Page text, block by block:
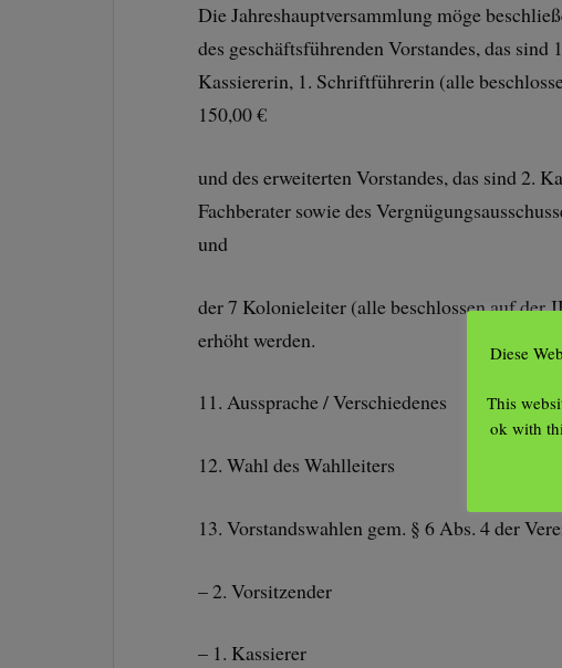
Die Jahreshauptversammlung möge
des geschäftsführenden Vorstandes, das sind
Kassiererin, 1. Schriftführerin (alle
150,00 €
und des erweiterten Vorstandes, das sind 2.
Fachberater sowie des
und
der 7 Kolonieleiter (alle beschlossen auf der
erhöht werden.
11. Aussprache / Verschiedenes
12. Wahl des Wahlleiters
13. Vorstandswahlen gem. § 6 Abs. 4 der
– 2. Vorsitzender
– 1. Kassierer
Diese
This
ok with